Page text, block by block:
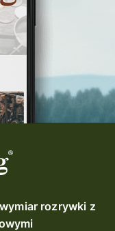
rozrywki z